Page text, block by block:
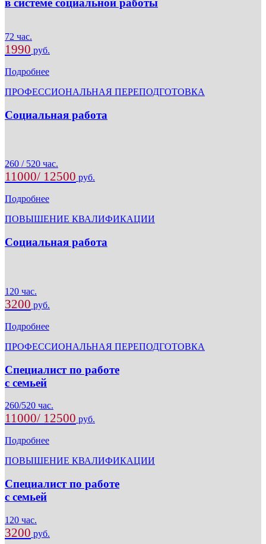
в системе социальной работы
72 час.
1990 руб.
Подробнее
ПРОФЕССИОНАЛЬНАЯ ПЕРЕПОДГОТОВКА
Социальная работа
260 / 520 час.
11000/ 12500 руб.
Подробнее
ПОВЫШЕНИЕ КВАЛИФИКАЦИИ
Социальная работа
120 час.
3200 руб.
Подробнее
ПРОФЕССИОНАЛЬНАЯ ПЕРЕПОДГОТОВКА
Специалист по работе
с семьей
260/520 час.
11000/ 12500 руб.
Подробнее
ПОВЫШЕНИЕ КВАЛИФИКАЦИИ
Специалист по работе
с семьей
120 час.
3200 руб.